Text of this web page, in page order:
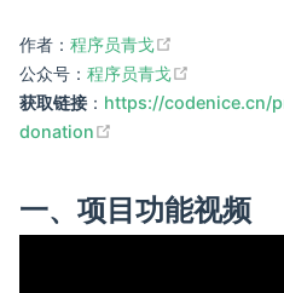
window)
作者： 程序员青戈
公众号： 程序员青戈
获取链接 ： https://codenice.cn/
donation
一、项目功能视频